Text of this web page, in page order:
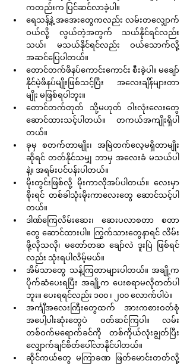
ကတည်းက ပြင်ဆင်လာခဲ့ပါ။
ရေသန့်နဲ့ အအေးတွေကလည်း လမ်းတလျှောက်
ဝယ်လို့ လွယ်တဲ့အတွက် သယ်နိုင်ရင်လည်း
သယ်၊ မသယ်နိုင်ရင်လည်း ဝယ်သောက်လို့
အဆင်ပြေပါတယ်။
တောင်တက်ဖိနပ်ကောင်းကောင်း စီးခဲ့ပါ။ မချော်
နိုင်မဲ့ဖိနပ်မျိုးဖြစ်သင့်ပြီး အလေးချိန်များတာ
မျိုး မဖြစ်ရပါဘူး။
တောင်တက်တုတ် သို့မဟုတ် ဝါးလုံးလေးတွေ
ဆောင်ထားသင့်ပါတယ်။ တကယ်အကျိုးရှိပါ
တယ်။
ခုမှ စတက်တာမျိုး၊ အမြဲတက်လေ့မရှိတာမျိုး
ဆိုရင် တတ်နိုင်သမျှ ဘာမှ အလေးခံ မသယ်ပါ
နဲ့။ အရမ်းပင်ပန်းပါတယ်။
မိုးတွင်းဖြစ်လို့ မိုးကာလိုအပ်ပါတယ်။ လေးမှာ
စိုးရင် တစ်ခါသုံးမိုးကာလေးတွေ ဆောင်သင့်ပါ
တယ်။
ဒါဏ်ကြေလိမ်းဆေး၊ ဆေးပလာစတာ စတာ
တွေ ဆောင်ထားပါ။ ကြွက်သားတွေနာရင် လိမ်း
ဖို့လိုသလို၊ မတော်တဆ ချော်လဲ ဒူးပြဲ ဖြစ်ရင်
လည်း သုံးရပါလိမ့်မယ်။
အိမ်သာတွေ သန့်ကြတာများပါတယ်။ အချို့က
ပိုက်ဆံပေးရပြီး အချို့က ပေးစရာမလိုတတ်ပါ
ဘူး။ ပေးရရင်လည်း ၁၀၀ ၊ ၂၀၀ လောက်ပါပဲ။
အင်္ကျီအလေးကြီးတွေထက် အားကစားဝတ်စုံ
အပေါ့ပါးဆုံးတွေပဲ ဝတ်ဆင်ကြပါ။ လမ်း
တစ်ဝက်မရောက်ခင်ကို တစ်ကိုယ်လုံးချွတ်ပြီး
လျှောက်ချင်စိတ်ပေါ်လာနိုင်ပါတယ်။
ဆိုင်ကယ်တွေ မကြာခဏ ဖြတ်မောင်းတတ်လို့